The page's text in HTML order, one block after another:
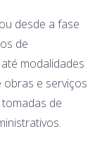
desde a fase
de
modalidades
e serviços
de